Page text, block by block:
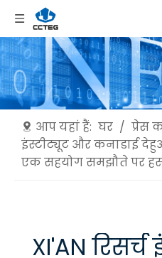
आप यहां हैं: घर / प्रेस
इंस्टीट्यूट और कनाडाई
एक सहयोग समझौते पर
XI'AN